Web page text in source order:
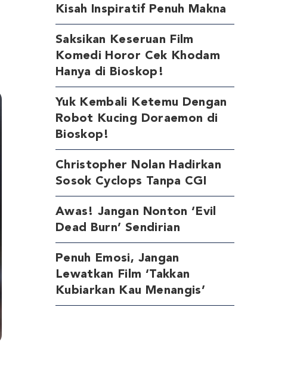
Kisah Inspiratif Penuh Makna
Saksikan Keseruan Film
Komedi Horor Cek Khodam
Hanya di Bioskop!
Yuk Kembali Ketemu Dengan
Robot Kucing Doraemon di
Bioskop!
Christopher Nolan Hadirkan
Sosok Cyclops Tanpa CGI
Awas! Jangan Nonton ‘Evil
Dead Burn’ Sendirian
Penuh Emosi, Jangan
Lewatkan Film ‘Takkan
Kubiarkan Kau Menangis’